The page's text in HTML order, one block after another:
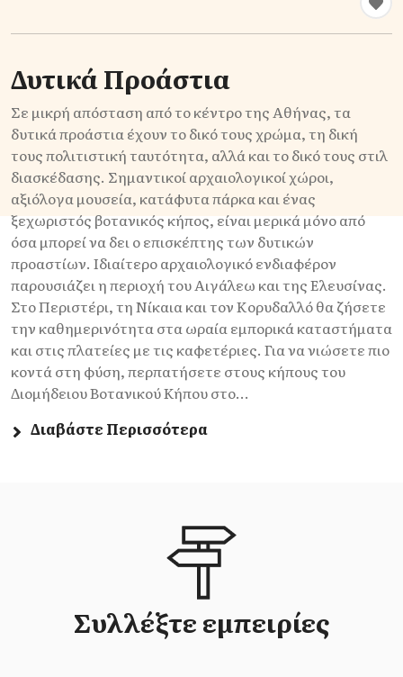
Δυτικά Προάστια
Σε μικρή απόσταση από το κέντρο της Αθήνας, τα
δυτικά προάστια έχουν το δικό τους χρώμα, τη δική
τους πολιτιστική ταυτότητα, αλλά και το δικό τους στιλ
διασκέδασης. Σημαντικοί αρχαιολογικοί χώροι,
αξιόλογα μουσεία, κατάφυτα πάρκα και ένας
ξεχωριστός βοτανικός κήπος, είναι μερικά μόνο από
όσα μπορεί να δει ο επισκέπτης των δυτικών
προαστίων. Ιδιαίτερο αρχαιολογικό ενδιαφέρον
παρουσιάζει η περιοχή του Αιγάλεω και της Ελευσίνας.
Στο Περιστέρι, τη Νίκαια και τον Κορυδαλλό θα ζήσετε
την καθημερινότητα στα ωραία εμπορικά καταστήματα
και στις πλατείες με τις καφετέριες. Για να νιώσετε πιο
κοντά στη φύση, περπατήσετε στους κήπους του
Διομήδειου Βοτανικού Κήπου στο...
Διαβάστε Περισσότερα
Συλλέξτε εμπειρίες